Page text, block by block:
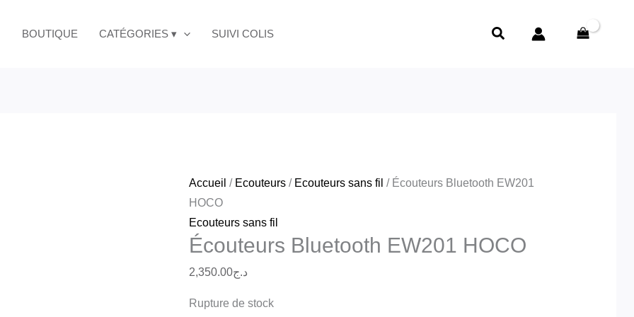
BOUTIQUE CATÉGORIES ▾ SUIVI COLIS Rechercher
Accueil / Ecouteurs / Ecouteurs sans fil / Écouteurs Bluetooth EW201
HOCO
Ecouteurs sans fil
Écouteurs Bluetooth EW201 HOCO
د.ج2,350.00
Rupture de stock